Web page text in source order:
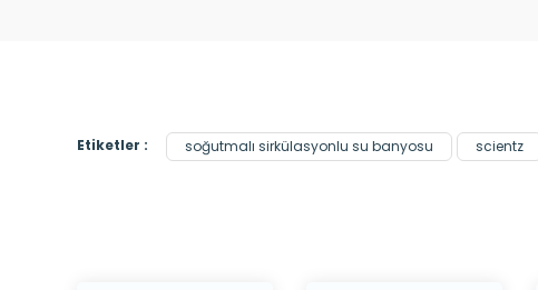
Etiketler : soğutmalı sirkülasyonlu su banyosu scientz